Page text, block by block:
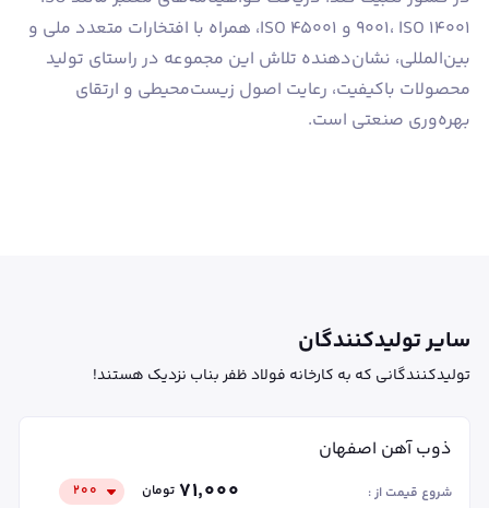
9001، ISO 14001 و ISO 45001، همراه با افتخارات متعدد ملی و
بین‌المللی، نشان‌دهنده تلاش این مجموعه در راستای تولید
محصولات باکیفیت، رعایت اصول زیست‌محیطی و ارتقای
بهره‌وری صنعتی است.
سایر تولیدکنندگان
تولیدکنندگانی که به کارخانه فولاد ظفر بناب نزدیک هستند!
ذوب آهن اصفهان
شروع قیمت از : ۷۱٬۰۰۰ تومان
۲۰۰